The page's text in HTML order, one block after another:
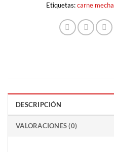
Etiquetas:carne
DESCRIPCIÓN
VALORACIONES (0)